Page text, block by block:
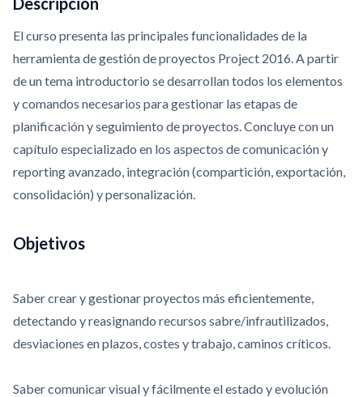
El curso presenta las principales funcionalidades de la
herramienta de gestión de proyectos Project 2016. A partir
de un tema introductorio se desarrollan todos los elementos
y comandos necesarios para gestionar las etapas de
planificación y seguimiento de proyectos. Concluye con un
capítulo especializado en los aspectos de comunicación y
reporting avanzado, integración (compartición, exportación,
consolidación) y personalización.
Objetivos
Saber crear y gestionar proyectos más eficientemente,
detectando y reasignando recursos sabre/infrautilizados,
desviaciones en plazos, costes y trabajo, caminos críticos.
Saber comunicar visual y fácilmente el estado y evolución